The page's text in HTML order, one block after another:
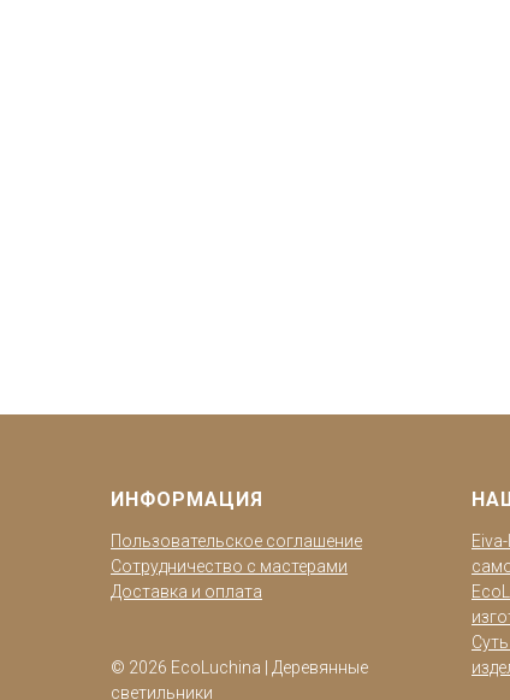
ИНФОРМАЦИЯ
Пользовательское соглашение
Сотрудничество с мастерами
Доставка и оплата
© 2026 EcoLuchina | Деревянные
светильники